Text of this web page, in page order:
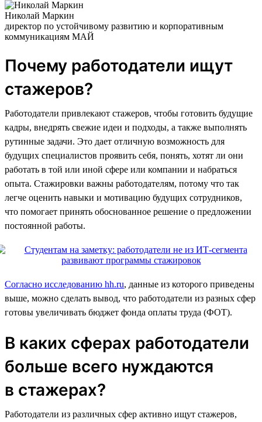
Николай Маркин
директор по устойчивому развитию и корпоративным
коммуникациям МАЙ
Почему работодатели ищут
стажеров?
Работодатели привлекают стажеров, чтобы готовить будущие
кадры, внедрять свежие идеи и подходы, а также выполнять
рутинные задачи. Это дает отличную возможность для
будущих специалистов проявить себя, понять, хотят ли они
работать в той или иной сфере или компании и набраться
опыта. Стажировки важны работодателям, потому что так
легче оценить навыки и мотивацию будущих сотрудников,
что помогает принять обоснованное решение о предложении
постоянной работы.
Согласно исследованию hh.ru, данные из которого приведены
выше, можно сделать вывод, что работодатели из разных сфер
готовы увеличивать бюджет фонда оплаты труда (ФОТ).
В каких сферах работодатели
больше всего нуждаются
в стажерах?
Работодатели из различных сфер активно ищут стажеров,